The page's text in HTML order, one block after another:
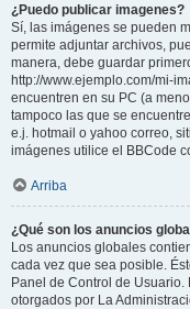
¿Puedo publicar imagenes?
Sí, las imágenes se pueden
permite adjuntar archivos,
manera, debe guardar
http://www.ejemplo.com/mi-
encuentren en su PC (a
tampoco las que se
e.j. hotmail o yahoo correo,
imágenes utilice el BBCode
Arriba
¿Qué son los anuncios
Los anuncios globales
cada vez que sea posible.
Panel de Control de
otorgados por La